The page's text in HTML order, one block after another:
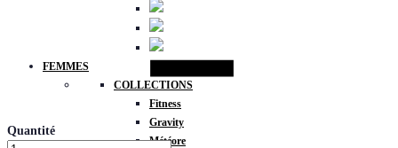
FEMMES
COLLECTIONS
Fitness
Gravity
Météore
Quantité